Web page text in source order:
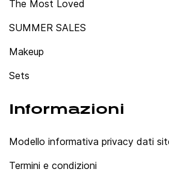
The Most Loved
SUMMER SALES
Makeup
Sets
Informazioni
Modello informativa privacy dati
Termini e condizioni